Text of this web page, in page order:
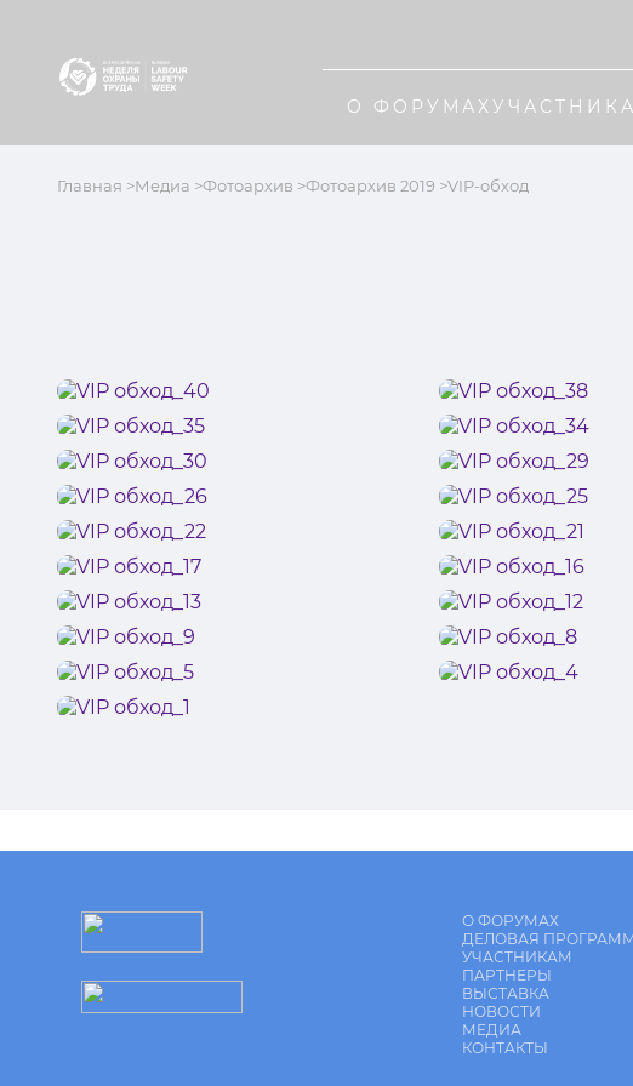
О ФОРУМАХ
Главная Медиа Фотоархив Фотоархив 2019 VIP-обход
О ФОРУМАХ
ДЕЛОВАЯ
УЧАСТНИКАМ
ПАРТНЕРЫ
ВЫСТАВКА
НОВОСТИ
МЕДИА
КОНТАКТЫ